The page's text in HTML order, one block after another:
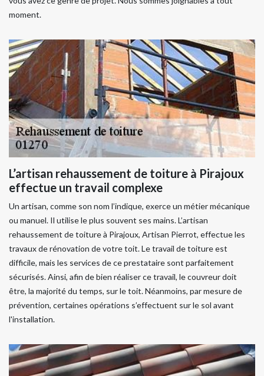
moment.
L’artisan rehaussement de toiture à Pirajoux
effectue un travail complexe
Un artisan, comme son nom l’indique, exerce un métier mécanique
ou manuel. Il utilise le plus souvent ses mains. L’artisan
rehaussement de toiture à Pirajoux, Artisan Pierrot, effectue les
travaux de rénovation de votre toit. Le travail de toiture est
difficile, mais les services de ce prestataire sont parfaitement
sécurisés. Ainsi, afin de bien réaliser ce travail, le couvreur doit
être, la majorité du temps, sur le toit. Néanmoins, par mesure de
prévention, certaines opérations s’effectuent sur le sol avant
l'installation.